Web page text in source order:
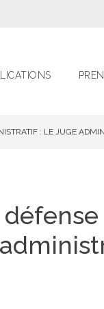
: LE JUGE